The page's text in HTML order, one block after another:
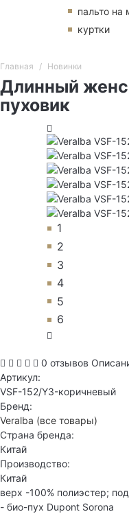
пальто на
куртки
Главная Новинки
Длинный
пуховик
1
2
3
4
5
6
0 отзывов
Артикул:
VSF-152/Y3-коричневый
Бренд:
Veralba (все товары)
Страна бренда:
Китай
Производство:
Китай
верх -100% полиэстер;
- био-пух Dupont Sorona